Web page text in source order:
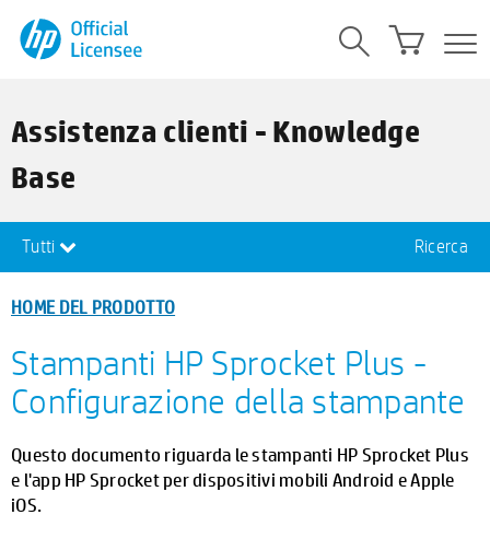
Assistenza clienti - Knowledge
Base
Tutti Ricerca
HOME DEL PRODOTTO
Stampanti HP Sprocket Plus -
Configurazione della stampante
Questo documento riguarda le stampanti HP Sprocket Plus
e l'app HP Sprocket per dispositivi mobili Android e Apple
iOS.